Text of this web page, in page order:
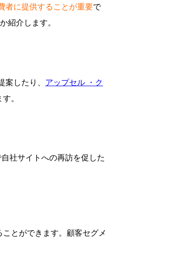
者に提供することが重要で
紹介します。
したり、 アップセル ・ク
。
社サイトへの再訪を促した
とができます。顧客セグメ